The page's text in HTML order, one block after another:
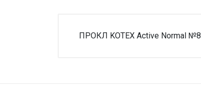
ПРОКЛ KOTEX Active Normal №8